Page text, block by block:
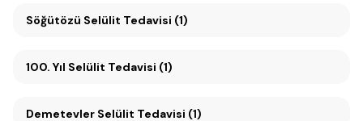
Söğütözü Selülit Tedavisi (1)
100. Yıl Selülit Tedavisi (1)
Demetevler Selülit Tedavisi (1)